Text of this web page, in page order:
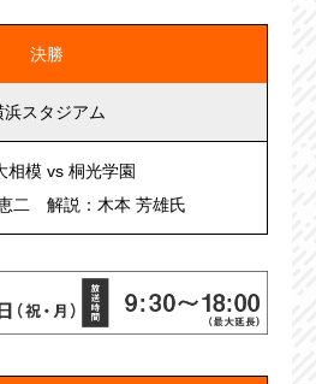
決勝
浜スタジアム
相模 vs 桐光学園
二 解説：木本 芳雄氏